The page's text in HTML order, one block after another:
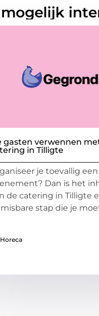
gasten verwennen
in Tilligte
je toevallig een
Dan is het
de catering in Tilligte
stap die je
Horeca